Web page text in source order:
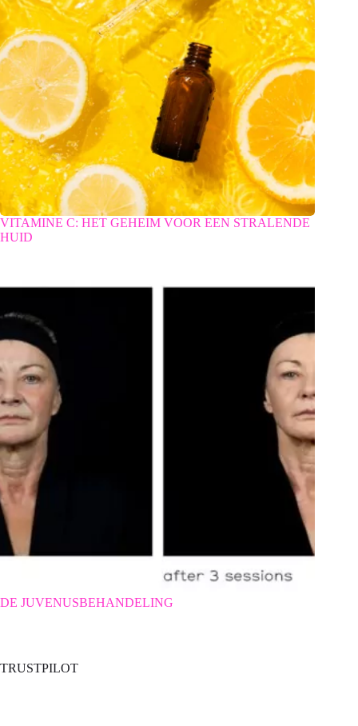
VITAMINE C: HET GEHEIM VOOR EEN STRALENDE
HUID
DE JUVENUSBEHANDELING
TRUSTPILOT